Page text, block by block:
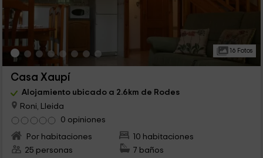
16 Fotos
Casa Xaupí
Alojamiento ubicado a 2.6km de Rodes
Roni, Lleida
0 opiniones
Por habitaciones
10 habitaciones
25 personas
7 baños